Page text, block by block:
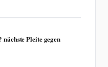
Pleite gegen